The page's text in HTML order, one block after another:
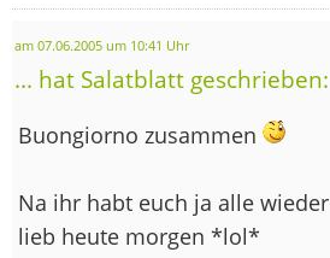
am 07.06.2005 um 10:41 Uhr
... hat Salatblatt geschrieben:
Buongiorno zusammen
Na ihr habt euch ja alle wieder
lieb heute morgen *lol*